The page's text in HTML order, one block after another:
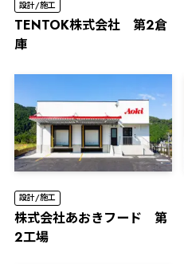
設計/施工
TENTOK株式会社 第2倉
庫
設計/施工
株式会社あおきフード 第
2工場